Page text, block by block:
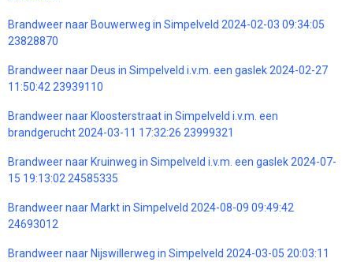
Brandweer naar Bouwerweg in Simpelveld 2024-02-03 09:34:05
23828870
Brandweer naar Deus in Simpelveld i.v.m. een gaslek 2024-02-27
11:50:42 23939110
Brandweer naar Kloosterstraat in Simpelveld i.v.m. een
brandgerucht 2024-03-11 17:32:26 23999321
Brandweer naar Kruinweg in Simpelveld i.v.m. een gaslek 2024-07-
15 19:13:02 24585335
Brandweer naar Markt in Simpelveld 2024-08-09 09:49:42
24693012
Brandweer naar Nijswillerweg in Simpelveld 2024-03-05 20:03:11